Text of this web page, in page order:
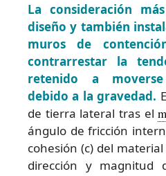
La consideración
diseño y también
muros de
contrarrestar la
retenido a
debido a la gravedad.
de tierra lateral tras el
ángulo de fricción
cohesión (c) del
dirección y magnitud